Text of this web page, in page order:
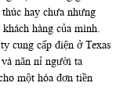
hay chưa nhưng
hàng của mình.
cung cấp điện ở Texas
năn nỉ người ta
một hóa đơn tiền